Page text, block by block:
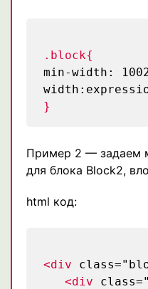
.block{
min-width:
}
Пример 2 — задаем
для блока Block2,
html код:
<div
<div